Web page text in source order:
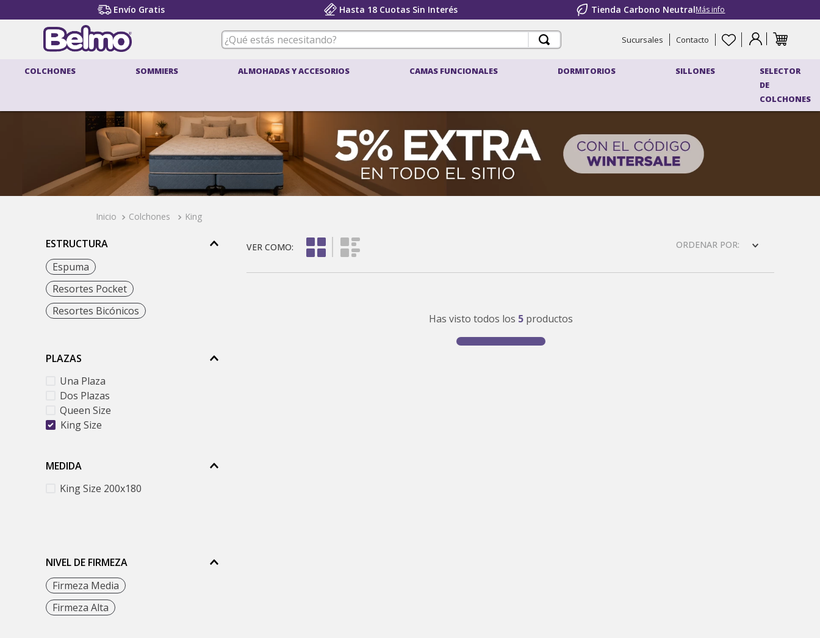
Envío Gratis Hasta 18 Cuotas Sin Interés Tienda Carbono NeutralMás info
¿Qué estás necesitando? Sucursales Contacto
COLCHONES SOMMIERS ALMOHADAS Y ACCESORIOS CAMAS FUNCIONALES DORMITORIOS SILLONES
SELECTOR
DE
COLCHONES
Colchones King
ESTRUCTURA
Espuma
Resortes Pocket
Resortes Bicónicos
MEDIDA
King Size 200x180
NIVEL DE FIRMEZA
Firmeza Media
Firmeza Alta
PLAZAS
Una Plaza
Dos Plazas
Queen Size
King Size
ORDENAR POR
Has visto todos los 5 productos
1.
belspring 3
2.
density
3.
pocket
belspring
7.
almohada